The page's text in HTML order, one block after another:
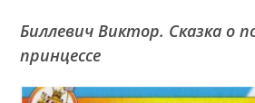
Биллевич Виктор. Сказка о
принцессе